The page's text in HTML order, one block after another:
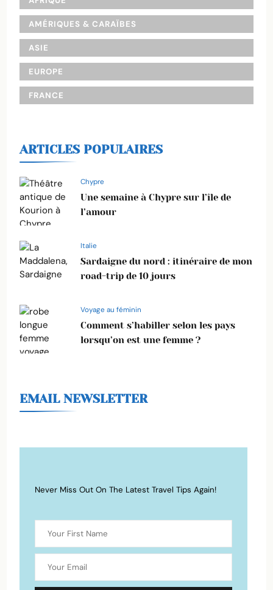
AMÉRIQUES & CARAÏBES
ASIE
EUROPE
FRANCE
ARTICLES POPULAIRES
Chypre
Une semaine à Chypre sur l’île de
l’amour
Italie
Sardaigne du nord : itinéraire de mon
road-trip de 10 jours
Voyage au féminin
Comment s’habiller selon les pays
lorsqu’on est une femme ?
EMAIL NEWSLETTER
Never Miss Out On The Latest Travel Tips Again!